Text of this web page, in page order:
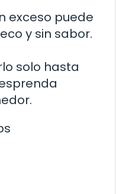
exceso puede
y sin sabor.
solo hasta